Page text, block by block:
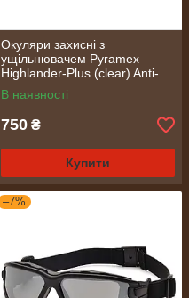
Окуляри захисні з
ущільнювачем Pyramex
Highlander-Plus (clear) Anti-
Fog, прозорі
В наявності
750 ₴
Купити
–7%